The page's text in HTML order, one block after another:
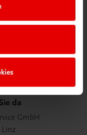
die eines verbindet:
da
GmbH
Linz